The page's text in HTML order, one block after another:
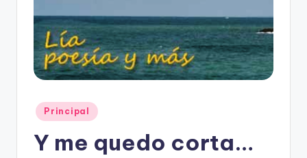
Publicado
en
Principal
Y me quedo corta…